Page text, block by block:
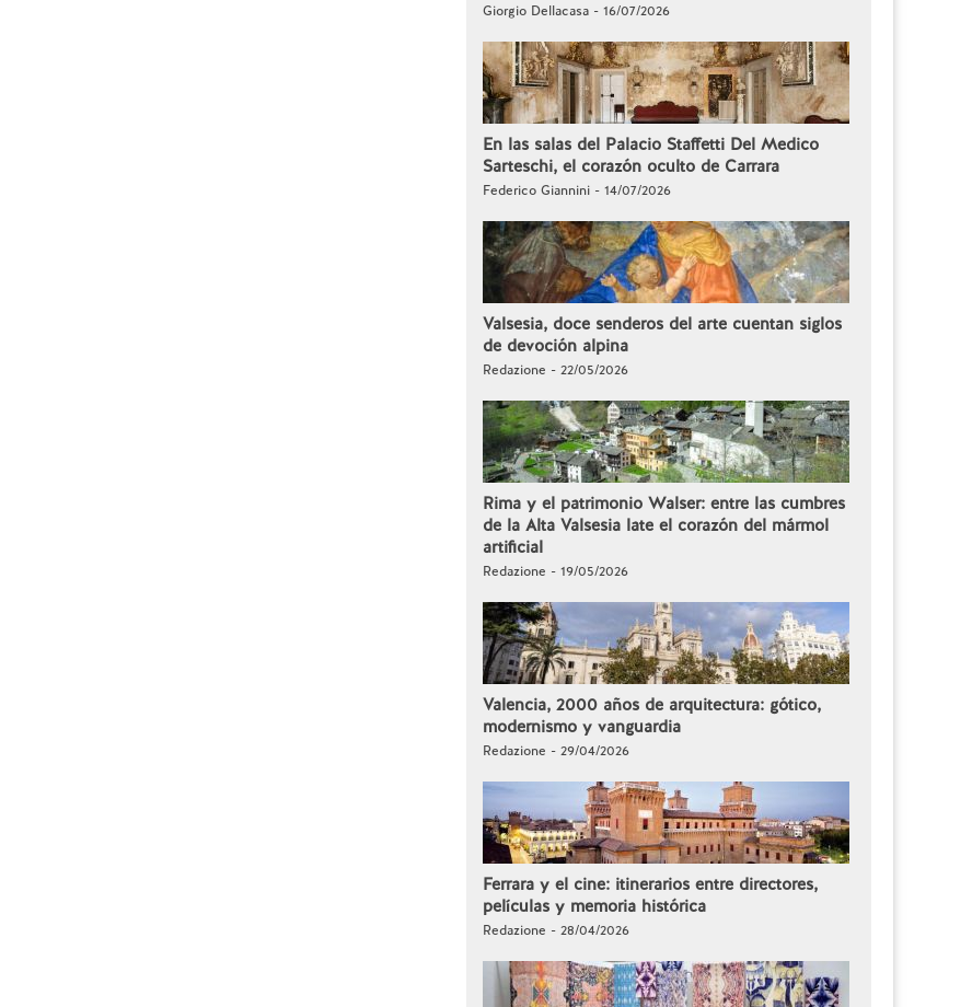
Giorgio Dellacasa - 16/07/2026
En las salas del Palacio Staffetti Del Medico
Sarteschi, el corazón oculto de Carrara
Federico Giannini - 14/07/2026
Valsesia, doce senderos del arte cuentan siglos
de devoción alpina
Redazione - 22/05/2026
Rima y el patrimonio Walser: entre las cumbres
de la Alta Valsesia late el corazón del mármol
artificial
Redazione - 19/05/2026
Valencia, 2000 años de arquitectura: gótico,
modernismo y vanguardia
Redazione - 29/04/2026
Ferrara y el cine: itinerarios entre directores,
películas y memoria histórica
Redazione - 28/04/2026